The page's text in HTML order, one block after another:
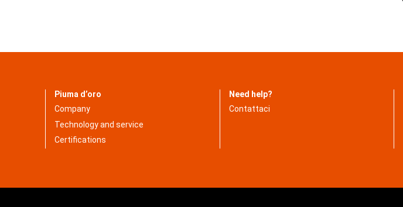
Piuma d’oro
Company
Technology and service
Certifications
Need help?
Contattaci